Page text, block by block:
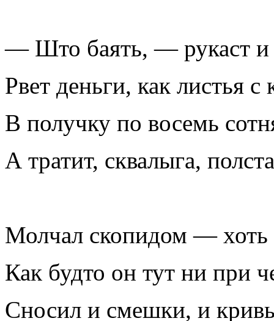
— Што баять, — рукаст и
Рвет деньги, как листья с
В получку по восемь
А тратит, сквалыга,
Молчал скопидом —
Как будто он тут ни при
Сносил и смешки, и